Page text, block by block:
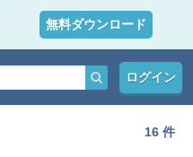
無料ダウンロード
ログイン
16 件